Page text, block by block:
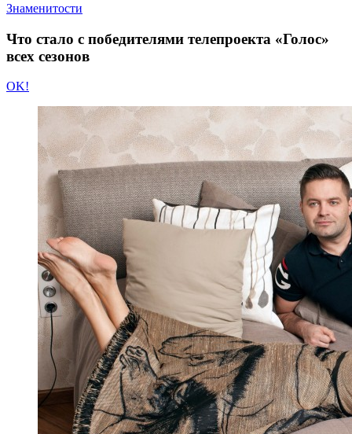
Знаменитости
Что стало с победителями телепроекта «Голос»
всех сезонов
OK!